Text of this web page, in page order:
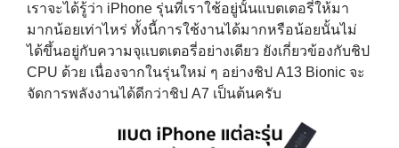
เราจะได้รู้ว่า iPhone รุ่นที่เราใช้อยู่นั้นแบตเตอรี่ให้มา
มากน้อยเท่าไหร่ ทั้งนี้การใช้งานได้มากหรือน้อยนั้นไม่
ได้ขึ้นอยู่กับความจุแบตเตอรี่อย่างเดียว ยังเกี่ยวข้องกับชิป
CPU ด้วย เนื่องจากในรุ่นใหม่ ๆ อย่างชิป A13 Bionic จะ
จัดการพลังงานได้ดีกว่าชิป A7 เป็นต้นครับ